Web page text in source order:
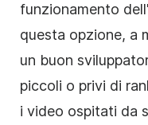
funzionamento
questa opzione, a
un buon
piccoli o privi di
i video ospitati da